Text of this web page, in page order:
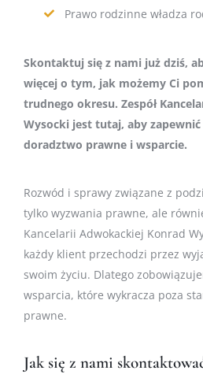
Prawo rodzinne władza
Skontaktuj się z nami już dziś,
więcej o tym, jak możemy Ci
trudnego okresu. Zespół
Wysocki jest tutaj, aby
doradztwo prawne i wsparcie.
Rozwód i sprawy związane z
tylko wyzwania prawne, ale
Kancelarii Adwokackiej Konrad
każdy klient przechodzi przez
swoim życiu. Dlatego
wsparcia, które wykracza poza
prawne.
Jak się z nami